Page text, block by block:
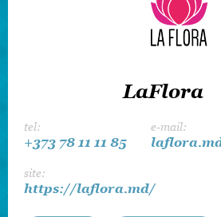
LaFlora
tel:
+373 78 11 11 85
e-mail:
site:
https://laflora.md/